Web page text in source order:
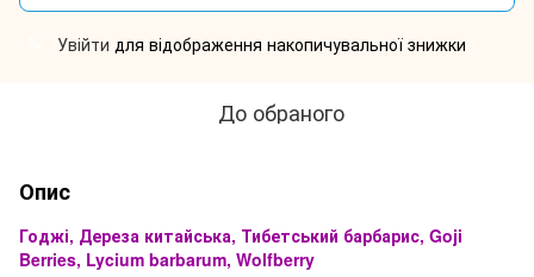
Увійти для відображення накопичувальної знижки
До обраного
Опис
Годжі, Дереза китайська, Тибетський барбарис, Goji
Berries, Lycium barbarum, Wolfberry